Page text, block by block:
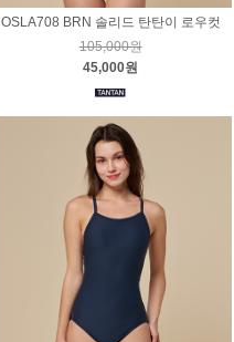
OSLA708 BRN 솔리드 탄탄이 로우컷
105,000원
45,000원